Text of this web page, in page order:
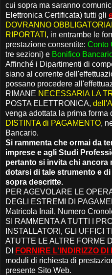
cui sopra ma saranno
Elettronica Certificata) tutti gli
DOVRANNO
RIPORTATI , in entrambe le
prestazione consentite: Conto
tre sezioni) e Bonifico
Affinché i Dipartimenti di
siano al corrente
possano procedere
RIMANE NECESSARIA LA
POSTA ELETTRONICA,
venga adottata la prima forma
DISTINTA di PAGAMENTO,
Bancario.
Si rammenta che ormai da
imprese e agli Studi
pertanto si invita chi ancora
dotarsi di tale strumento e
sopra descritte.
PER AGEVOLARE LE
DEGLI ESTREMI DI
Matricola Inail, Numero
SI RAMMENTA A TUTTI I
INSTALLATORI, GLI UFFICI
ATUTTE LE ALTRE FORME
DI
FORNIRE L'INDIRIZZO DI
moduli di richiesta di
presente Sito Web.